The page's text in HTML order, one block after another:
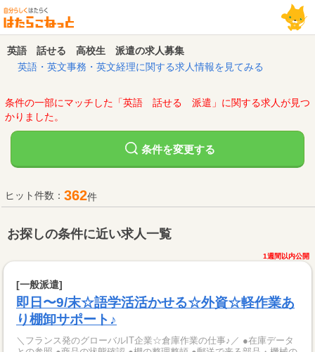
英語 話せる 高校生 派遣の求人募集
英語・英文事務・英文経理に関する求人情報を見てみる
条件の一部にマッチした「英語 話せる 派遣」に関する求人が見つ
かりました。
条件を変更する
ヒット件数： 362件
お探しの条件に近い求人一覧
1週間以内公開
[一般派遣]
即日〜9/末☆語学活活かせる☆外資☆軽作業あ
り棚卸サポート♪
＼フランス発のグローバルIT企業☆倉庫作業の仕事♪／ ●在庫データ